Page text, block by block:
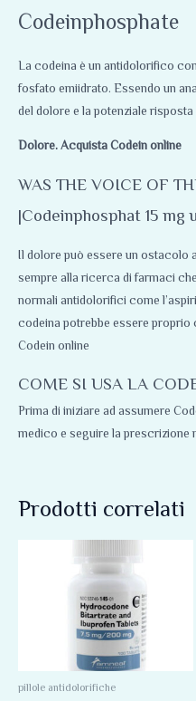
Codeinphosphate
La codeina è un antidolorifico
fosfato emiidrato. Essendo un
del dolore e la potenziale
Dolore. Acquista Codein online
WAS THE VOICE OF
|Codeinphosphat 15 mg
Il dolore può essere un ostacolo
sempre alla ricerca di farmaci
normali antidolorifici come
codeina potrebbe essere
Codein online
COME SI USA LA
Prima di iniziare ad assumere
medico e seguire la prescrizione
Prodotti correlati
pillole antidolorifiche
prezzo:
75,00 €
a
210,00 €
prodotto
ha
più
varianti.
Le
opzioni